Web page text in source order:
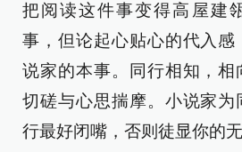
把阅读这件事变得高屋建
事，但论起心贴心的代入感
说家的本事。同行相知，相
切磋与心思揣摩。小说家为
行最好闭嘴，否则徒显你的无